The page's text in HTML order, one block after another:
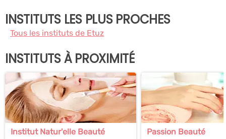
INSTITUTS LES PLUS PROCHES
Tous les instituts de Etuz
INSTITUTS À PROXIMITÉ
Institut Natur'elle Beauté Passion Beauté